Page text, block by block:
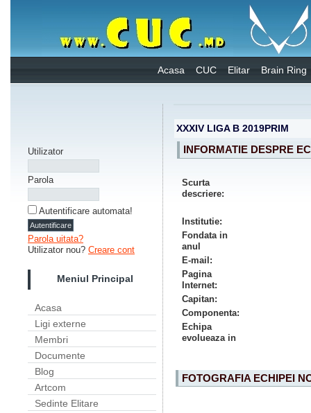
Acasa CUC Elitar Brain Ring
Utilizator
Parola
Autentificare automata!
Parola uitata?
Utilizator nou? Creare cont
Meniul Principal
Acasa
Ligi externe
Membri
Documente
Blog
Artcom
Sedinte Elitare
XXXIV LIGA B 2019PRIM
INFORMATIE DESPRE
Scurta
descriere:
Institutie:
Fondata in
anul
E-mail:
Pagina
Internet:
Capitan:
Componenta:
Echipa
evolueaza in
FOTOGRAFIA ECHIPEI